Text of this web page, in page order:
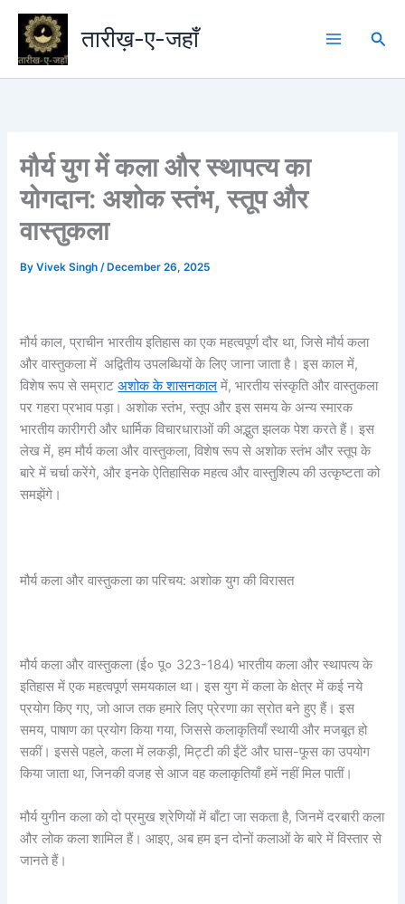
Skip
content
तारीख़-ए-जहाँ
मौर्य युग में कला और स्थापत्य का
योगदान: अशोक स्तंभ, स्तूप और
वास्तुकला
ByVivek Singh/ December 26, 2025
मौर्य काल, प्राचीन भारतीय इतिहास का एक महत्वपूर्ण दौर था, जिसे मौर्य कला
और वास्तुकला में अद्वितीय उपलब्धियों के लिए जाना जाता है। इस काल में,
विशेष रूप से सम्राटअशोक के शासनकाल में, भारतीय संस्कृति और वास्तुकला
पर गहरा प्रभाव पड़ा। अशोक स्तंभ, स्तूप और इस समय के अन्य स्मारक
भारतीय कारीगरी और धार्मिक विचारधाराओं की अद्भुत झलक पेश करते हैं। इस
लेख में, हम मौर्य कला और वास्तुकला, विशेष रूप से अशोक स्तंभ और स्तूप के
बारे में चर्चा करेंगे, और इनके ऐतिहासिक महत्व और वास्तुशिल्प की उत्कृष्टता को
समझेंगे।
मौर्य कला और वास्तुकला का परिचय: अशोक युग की विरासत
मौर्य कला और वास्तुकला (ई० पू० 323-184) भारतीय कला और स्थापत्य के
इतिहास में एक महत्वपूर्ण समयकाल था। इस युग में कला के क्षेत्र में कई नये
प्रयोग किए गए, जो आज तक हमारे लिए प्रेरणा का स्रोत बने हुए हैं। इस
समय, पाषाण का प्रयोग किया गया, जिससे कलाकृतियाँ स्थायी और मजबूत हो
सकीं। इससे पहले, कला में लकड़ी, मिट्टी की ईंटें और घास-फूस का उपयोग
किया जाता था, जिनकी वजह से आज वह कलाकृतियाँ हमें नहीं मिल पातीं।
मौर्य युगीन कला को दो प्रमुख श्रेणियों में बाँटा जा सकता है, जिनमें दरबारी कला
और लोक कला शामिल हैं। आइए, अब हम इन दोनों कलाओं के बारे में विस्तार से
जानते हैं।